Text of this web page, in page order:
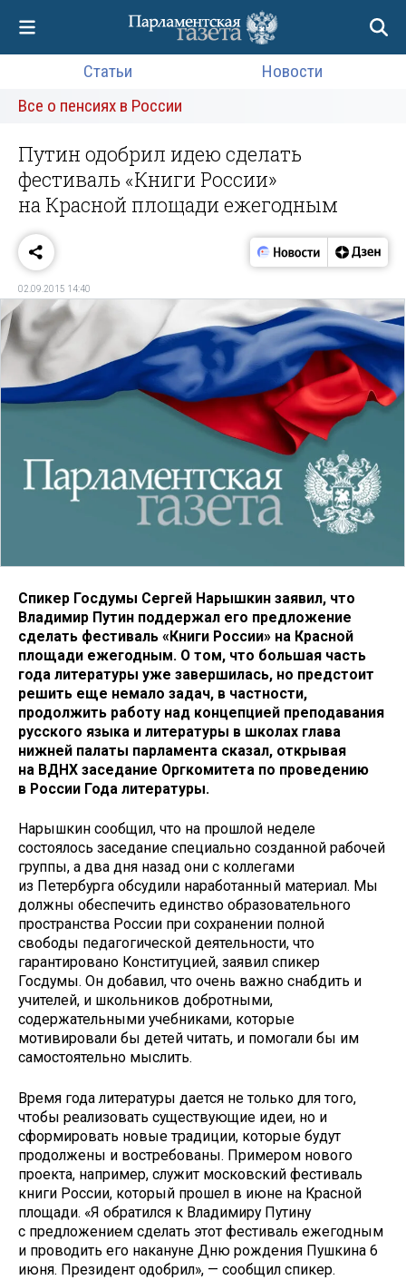
Статьи
Новости
Все о пенсиях в России
Путин одобрил идею сделать
фестиваль «Книги России»
на Красной площади ежегодным
02.09.2015 14:40
Спикер Госдумы Сергей Нарышкин заявил, что
Владимир Путин поддержал его предложение
сделать фестиваль «Книги России» на Красной
площади ежегодным. О том, что большая часть
года литературы уже завершилась, но предстоит
решить еще немало задач, в частности,
продолжить работу над концепцией преподавания
русского языка и литературы в школах глава
нижней палаты парламента сказал, открывая
на ВДНХ заседание Оргкомитета по проведению
в России Года литературы.
Нарышкин сообщил, что на прошлой неделе
состоялось заседание специально созданной рабочей
группы, а два дня назад они с коллегами
из Петербурга обсудили наработанный материал. Мы
должны обеспечить единство образовательного
пространства России при сохранении полной
свободы педагогической деятельности, что
гарантировано Конституцией, заявил спикер
Госдумы. Он добавил, что очень важно снабдить и
учителей, и школьников добротными,
содержательными учебниками, которые
мотивировали бы детей читать, и помогали бы им
самостоятельно мыслить.
Время года литературы дается не только для того,
чтобы реализовать существующие идеи, но и
сформировать новые традиции, которые будут
продолжены и востребованы. Примером нового
проекта, например, служит московский фестиваль
книги России, который прошел в июне на Красной
площади. «Я обратился к Владимиру Путину
с предложением сделать этот фестиваль ежегодным
и проводить его накануне Дню рождения Пушкина 6
июня. Президент одобрил», — сообщил спикер.